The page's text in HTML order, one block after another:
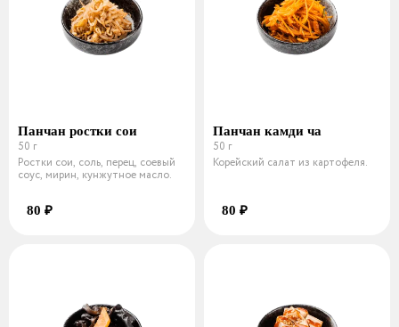
Панчан ростки сои
50 г
Ростки сои, соль, перец, соевый
соус, мирин, кунжутное масло.
80 ₽
Панчан камди ча
50 г
Корейский салат из картофеля.
80 ₽